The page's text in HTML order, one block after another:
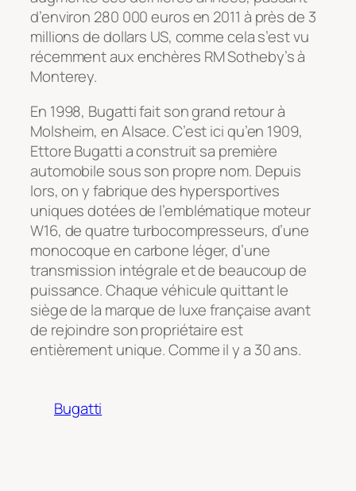
d’environ 280 000 euros en 2011 à près de 3
millions de dollars US, comme cela s’est vu
récemment aux enchères RM Sotheby’s à
Monterey.
En 1998, Bugatti fait son grand retour à
Molsheim, en Alsace. C’est ici qu’en 1909,
Ettore Bugatti a construit sa première
automobile sous son propre nom. Depuis
lors, on y fabrique des hypersportives
uniques dotées de l’emblématique moteur
W16, de quatre turbocompresseurs, d’une
monocoque en carbone léger, d’une
transmission intégrale et de beaucoup de
puissance. Chaque véhicule quittant le
siège de la marque de luxe française avant
de rejoindre son propriétaire est
entièrement unique. Comme il y a 30 ans.
Bugatti